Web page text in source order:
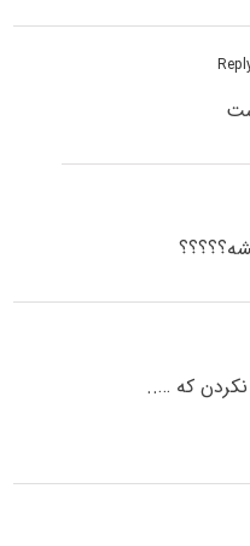
نکردن که …..